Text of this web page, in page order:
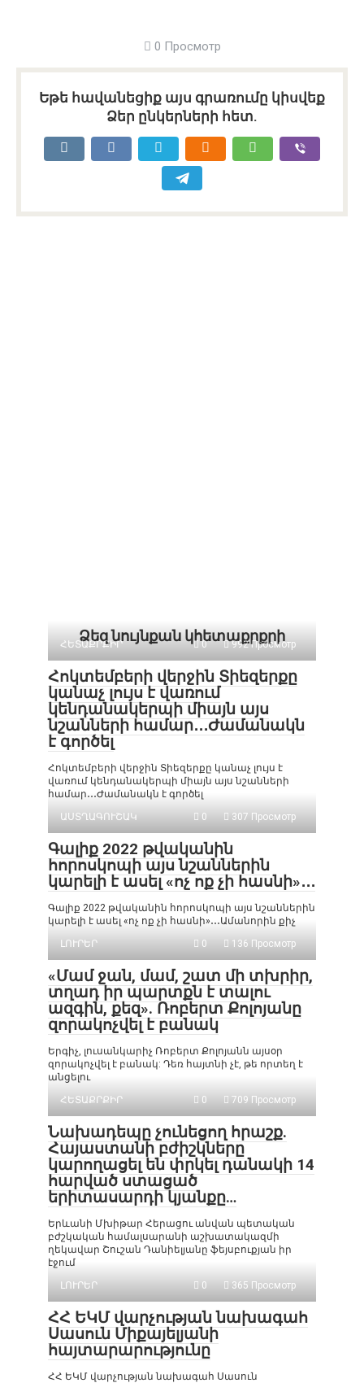
0 Просмотр
Եթե հավանեցիք այս գրառումը կիսվեք
Ձեր ընկերների հետ.
Ձեզ նույնքան կհետաքրքրի
ՀԵՏԱՔՐՔԻՐ 0 992 Просмотр
Հոկտեմբերի վերջին Տիեզերքը
կանաչ լույս է վառում
կենդանակերպի միայն այս
նշանների համար․․․Ժամանակն
է գործել
Հոկտեմբերի վերջին Տիեզերքը կանաչ լույս է
վառում կենդանակերպի միայն այս նշանների
համար․․․Ժամանակն է գործել
ԱՍՏՂԱԳՈՒՇԱԿ
0 307 Просмотр
Գալիք 2022 թվականին
հորոսկոպի այս նշաններին
կարելի է ասել «ոչ ոք չի հասնի»․․․
Գալիք 2022 թվականին հորոսկոպի այս նշաններին
կարելի է ասել «ոչ ոք չի հասնի»․․․Ամանորին քիչ
ԼՈՒՐԵՐ
0 136 Просмотр
«Մամ ջան, մամ, շատ մի տխրիր,
տղադ իր պարտքն է տալու
ազգին, քեզ». Ռոբերտ Քոլոյանը
զորակոչվել է բանակ
Երգիչ, լուսանկարիչ Ռոբերտ Քոլոյանն այսօր
զորակոչվել է բանակ: Դեռ հայտնի չէ, թե որտեղ է
անցելու
ՀԵՏԱՔՐՔԻՐ
0 709 Просмотр
Նախադեպը չունեցող հրաշք.
Հայաստանի բժիշկները
կարողացել են փրկել դանակի 14
հարված ստացած
երիտասարդի կյանքը…
Երևանի Մխիթար Հերացու անվան պետական
բժշկական համալսարանի աշխատակազմի
ղեկավար Շուշան Դանիելյանը ֆեյսբուքյան իր
էջում
ԼՈՒՐԵՐ
0 365 Просмотр
ՀՀ ԵԿՄ վարչության նախագահ
Սասուն Միքայելյանի
հայտարարությունը
ՀՀ ԵԿՄ վարչության նախագահ Սասուն